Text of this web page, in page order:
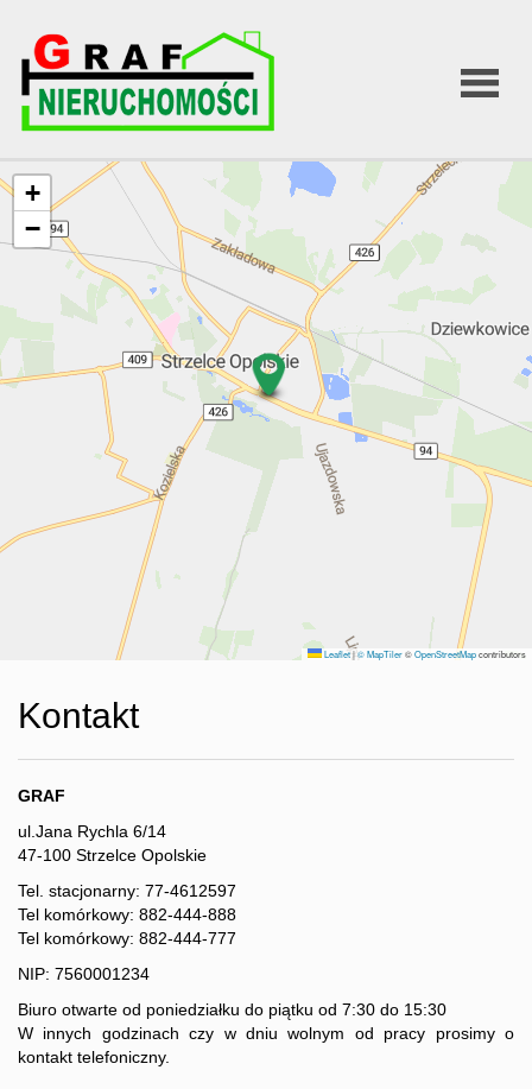
Strona
główna
O firmie
Oferta
Kontakt
kosztów
+
−
Leaflet|© MapTiler©OpenStreetMapcontributors
Kontakt
GRAF
ul.Jana Rychla 6/14
47-100 Strzelce Opolskie
Tel. stacjonarny: 77-4612597
Tel komórkowy: 882-444-888
Tel komórkowy: 882-444-777
NIP: 7560001234
Biuro otwarte od poniedziałku do piątku od 7:30 do 15:30
W innych godzinach czy w dniu wolnym od pracy prosimy o
kontakt telefoniczny.